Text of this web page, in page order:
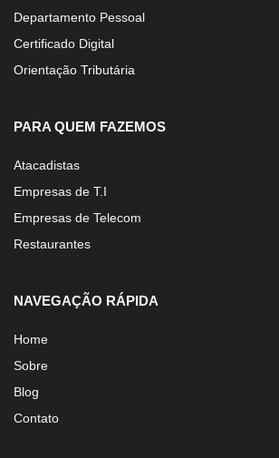
Departamento Pessoal
Certificado Digital
Orientação Tributária
PARA QUEM FAZEMOS
Atacadistas
Empresas de T.I
Empresas de Telecom
Restaurantes
NAVEGAÇÃO RÁPIDA
Home
Sobre
Blog
Contato